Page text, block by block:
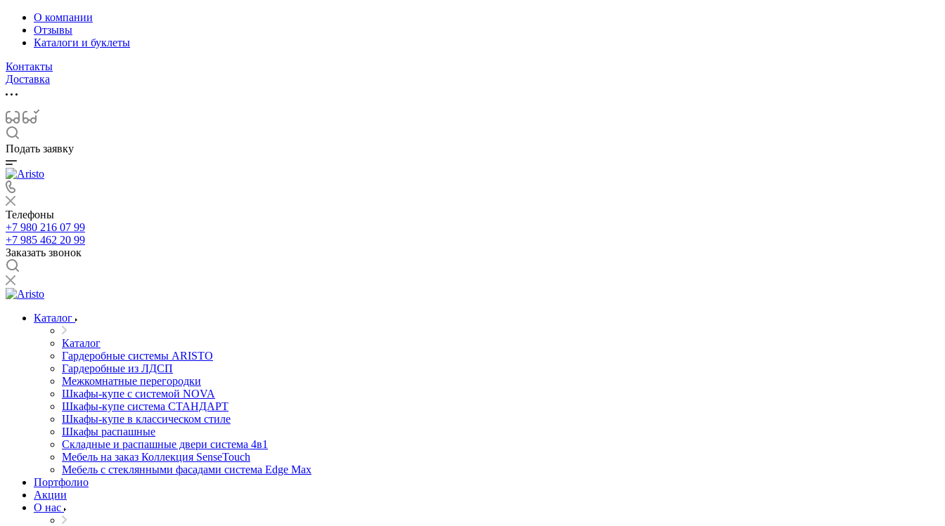
О компании
Отзывы
Каталоги и буклеты
Контакты
Доставка
Подать заявку
Телефоны
+7 980 216 07 99
+7 985 462 20 99
Заказать звонок
Каталог
Каталог
Гардеробные системы ARISTO
Гардеробные из ЛДСП
Межкомнатные перегородки
Шкафы-купе с системой NOVA
Шкафы-купе система СТАНДАРТ
Шкафы-купе в классическом стиле
Шкафы распашные
Складные и распашные двери система 4в1
Мебель на заказ Коллекция SenseTouch
Мебель с стеклянными фасадами система Edge Max
Портфолио
Акции
О нас